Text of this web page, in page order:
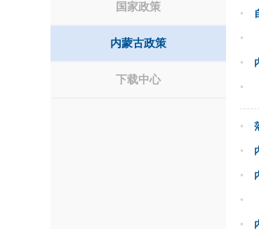
国家政策
内蒙古政策
下载中心
•
•
•
•
•
•
•
•
•